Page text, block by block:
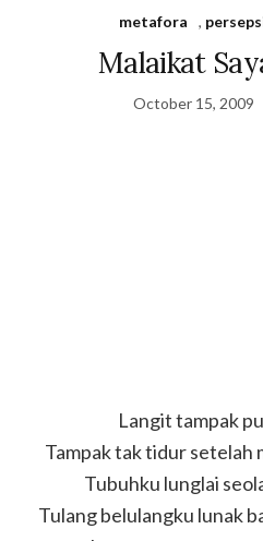
metafora ,
Malaikat
October 15, 2009
Langit tampak
Tampak tak tidur setelah
Tubuhku lunglai
Tulang belulangku lunak